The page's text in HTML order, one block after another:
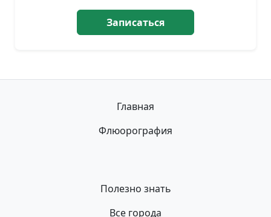
Записаться
Главная
Флюорография
Полезно знать
Все города